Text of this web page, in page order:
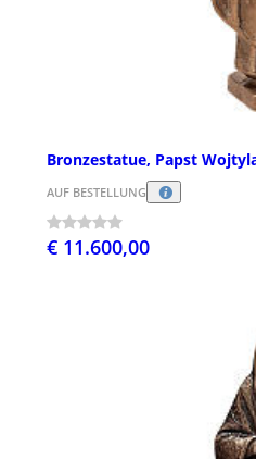
Bronzestatue, Papst
AUF BESTELLUNG
€ 11.600,00